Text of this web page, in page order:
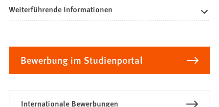
Weiterführende Informationen
Bewerbung im Studienportal
Internationale Bewerbungen